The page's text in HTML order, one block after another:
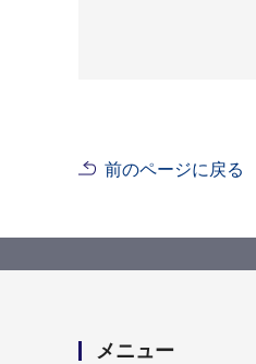
前のページに戻る
メニュー